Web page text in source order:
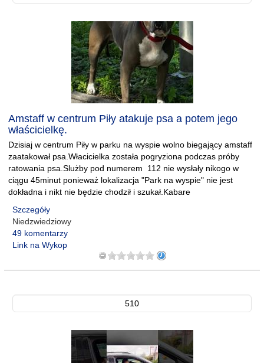
Amstaff w centrum Piły atakuje psa a potem jego
właścicielkę.
Dzisiaj w centrum Piły w parku na wyspie wolno biegający amstaff
zaatakował psa.Włacicielka została pogryziona podczas próby
ratowania psa.Slużby pod numerem 112 nie wysłały nikogo w
ciągu 45minut ponieważ lokalizacja "Park na wyspie" nie jest
dokładna i nikt nie będzie chodził i szukał.Kabare
Szczegóły
Niedzwiedziowy
49 komentarzy
Link na Wykop
510